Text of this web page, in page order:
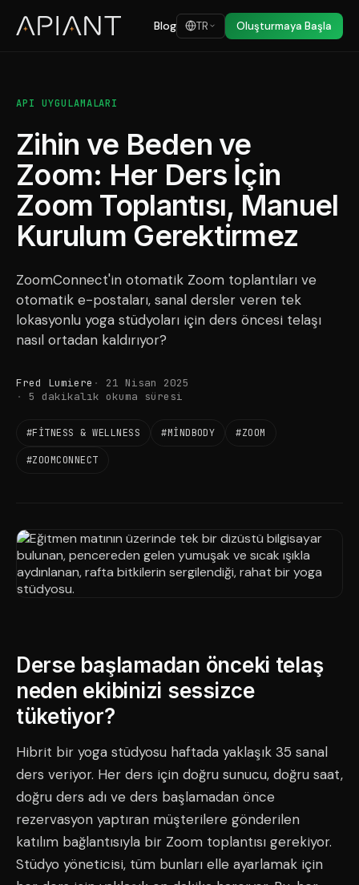
Blog TR Oluşturmaya Başla
API UYGULAMALARI
Zihin ve Beden ve
Zoom: Her Ders İçin
Zoom Toplantısı, Manuel
Kurulum Gerektirmez
ZoomConnect'in otomatik Zoom toplantıları ve
otomatik e-postaları, sanal dersler veren tek
lokasyonlu yoga stüdyoları için ders öncesi telaşı
nasıl ortadan kaldırıyor?
Fred Lumiere
21 Nisan 2025
5 dakikalık okuma süresi
#FITNESS & WELLNESS #MINDBODY #ZOOM
#ZOOMCONNECT
Derse başlamadan önceki telaş
neden ekibinizi sessizce
tüketiyor?
Hibrit bir yoga stüdyosu haftada yaklaşık 35 sanal
ders veriyor. Her ders için doğru sunucu, doğru saat,
doğru ders adı ve ders başlamadan önce
rezervasyon yaptıran müşterilere gönderilen
katılım bağlantısıyla bir Zoom toplantısı gerekiyor.
Stüdyo yöneticisi, tüm bunları elle ayarlamak için